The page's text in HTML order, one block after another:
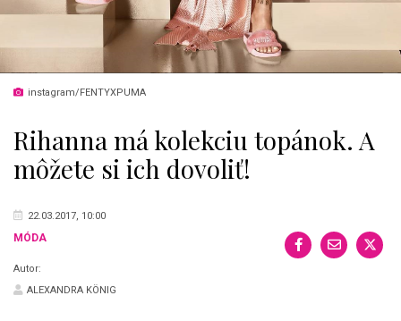
instagram/FENTYXPUMA
Rihanna má kolekciu topánok. A
môžete si ich dovoliť!
22.03.2017, 10:00
MÓDA
Autor:
ALEXANDRA KÖNIG